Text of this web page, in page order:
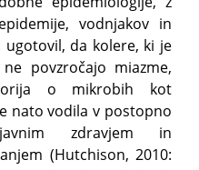
vodnjakov in
da kolere, ki je
povzročajo miazme,
o mikrobih kot
nato vodila v postopno
zdravjem in
(Hutchison, 2010: